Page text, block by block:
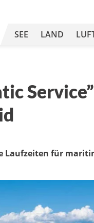
SEE LAND
für